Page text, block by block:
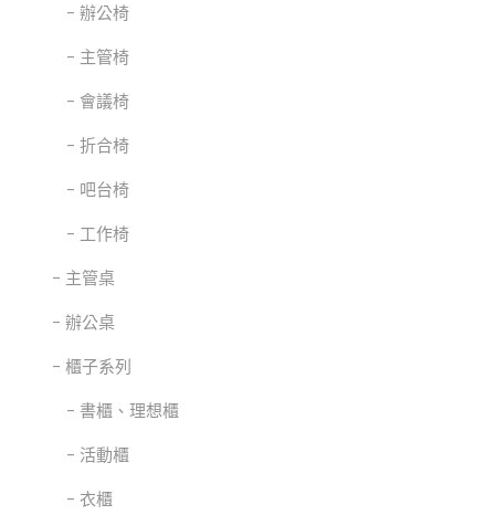
辦公椅
主管椅
會議椅
折合椅
吧台椅
工作椅
主管桌
辦公桌
櫃子系列
書櫃、理想櫃
活動櫃
衣櫃